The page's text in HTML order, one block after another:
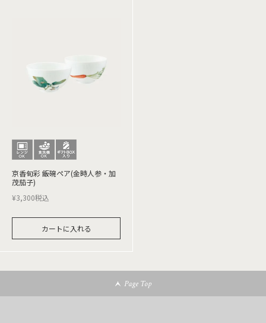
京香旬彩 飯碗ペア(金時人参・加
茂茄子)
¥3,300税込
カートに入れる
Page Top